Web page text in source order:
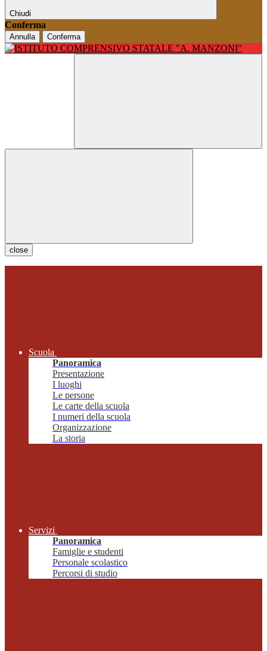
Chiudi
Conferma
Annulla Conferma
close
Scuola
Panoramica
Presentazione
I luoghi
Le persone
Le carte della scuola
I numeri della scuola
Organizzazione
La storia
Servizi
Panoramica
Famiglie e studenti
Personale scolastico
Percorsi di studio